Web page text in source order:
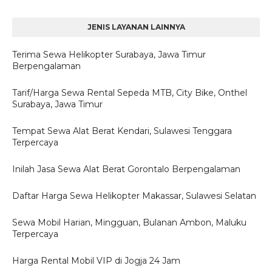
JENIS LAYANAN LAINNYA
Terima Sewa Helikopter Surabaya, Jawa Timur
Berpengalaman
Tarif/Harga Sewa Rental Sepeda MTB, City Bike, Onthel
Surabaya, Jawa Timur
Tempat Sewa Alat Berat Kendari, Sulawesi Tenggara
Terpercaya
Inilah Jasa Sewa Alat Berat Gorontalo Berpengalaman
Daftar Harga Sewa Helikopter Makassar, Sulawesi Selatan
Sewa Mobil Harian, Mingguan, Bulanan Ambon, Maluku
Terpercaya
Harga Rental Mobil VIP di Jogja 24 Jam